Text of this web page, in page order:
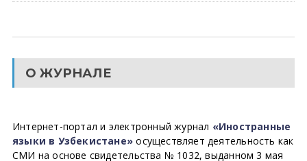
О ЖУРНАЛЕ
Интернет-портал и электронный журнал «Иностранные
языки в Узбекистане» осуществляет деятельность как
СМИ на основе свидетельства № 1032, выданном 3 мая